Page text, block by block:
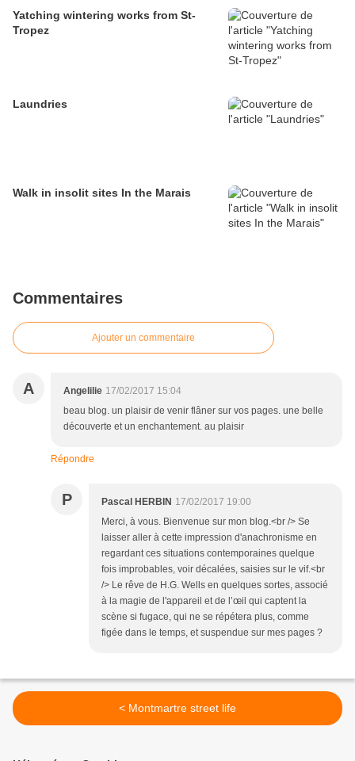
Yatching wintering works from St-
Tropez
Laundries
Walk in insolit sites In the Marais
Commentaires
Ajouter un commentaire
A Angelilie 17/02/2017 15:04
beau blog. un plaisir de venir flâner sur vos pages. une belle
découverte et un enchantement. au plaisir
Répondre
P Pascal HERBIN 17/02/2017 19:00
Merci, à vous. Bienvenue sur mon blog.<br /> Se
laisser aller à cette impression d'anachronisme en
regardant ces situations contemporaines quelque
fois improbables, voir décalées, saisies sur le vif.<br
/> Le rêve de H.G. Wells en quelques sortes, associé
à la magie de l'appareil et de l’œil qui captent la
scène si fugace, qui ne se répétera plus, comme
figée dans le temps, et suspendue sur mes pages ?
< Montmartre street life